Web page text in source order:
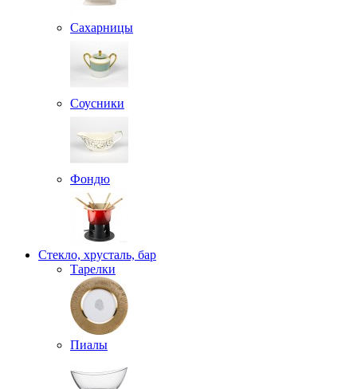
Сахарницы
Соусники
Фондю
Стекло, хрусталь, бар
Тарелки
Пиалы